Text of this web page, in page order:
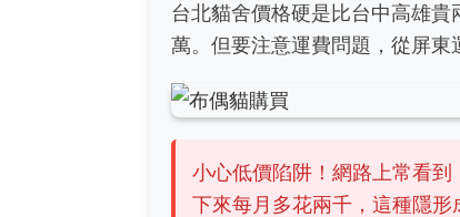
台北貓舍價格硬是比台中高雄
萬。但要注意運費問題，從屏東
小心低價陷阱！網路上常看
下來每月多花兩千，這種隱形